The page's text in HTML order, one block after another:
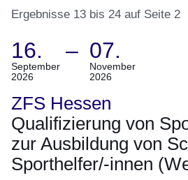
Ergebnisse 13 bis 24 auf Seite 2
:39
Ergebnisse:Ergebnisse
13
auf
Seite
16.
September
2026
– 07.
November
2026
(Termin:
16.
September
Bis
07.
November
ZFS Hessen
Qualifizierung von
zur Ausbildung von
Sporthelfer/-innen